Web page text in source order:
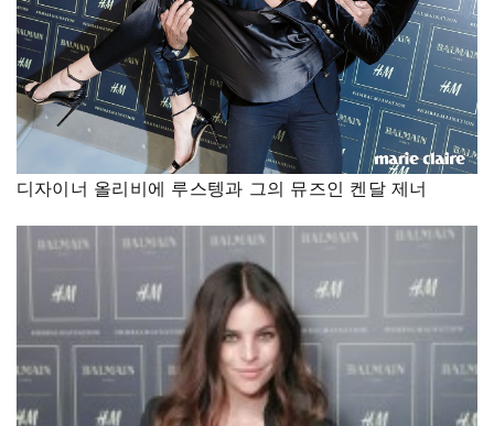
디자이너 올리비에 루스텡과 그의 뮤즈인 켄달 제너